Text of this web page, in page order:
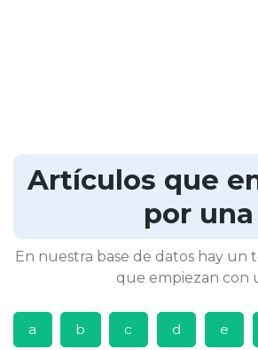
Artículos que
por una
En nuestra base de datos hay un
que empiezan con
a b c d e